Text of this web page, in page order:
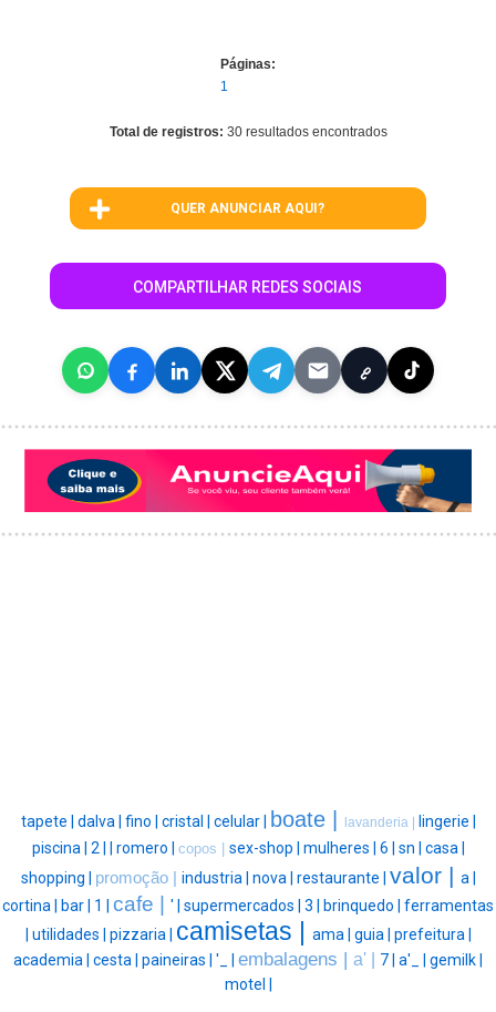
Páginas:
1
Total de registros: 30 resultados encontrados
QUER ANUNCIAR AQUI?
COMPARTILHAR REDES SOCIAIS
tapete | dalva | fino | cristal | celular | boate | lavanderia | lingerie |
piscina | 2 | romero | copos | sex-shop | mulheres | 6 | sn | casa |
shopping | promoção | industria | nova | restaurante | valor | a |
cortina |
bar | 1 | cafe | ' | supermercados | 3 | brinquedo | ferramentas
utilidades | pizzaria | camisetas | ama | guia | prefeitura |
academia | cesta | paineiras | '_ | embalagens | a' | 7 | a'_ | gemilk |
motel |